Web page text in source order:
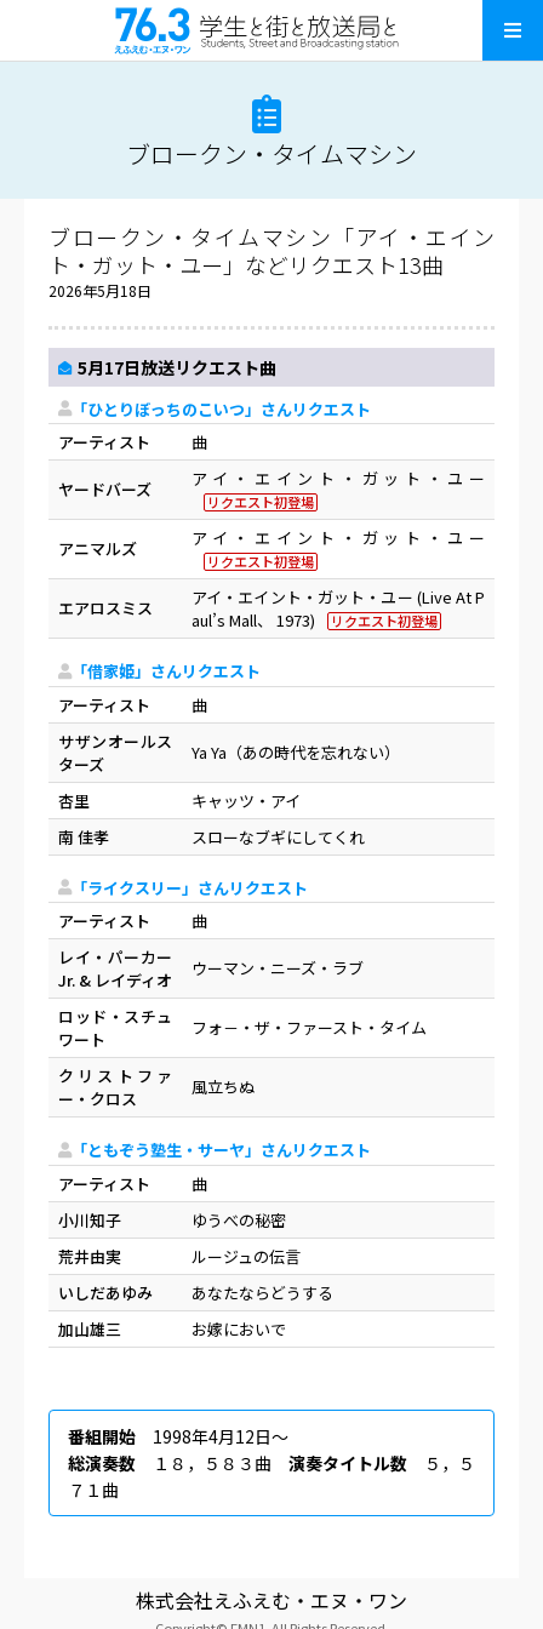
ブロークン・タイムマシン
ブロークン・タイムマシン「アイ・エイン
ト・ガット・ユー」などリクエスト13曲
2026年5月18日
5月17日放送リクエスト曲
「ひとりぼっちのこいつ」さんリクエスト
アーティスト
曲
ヤードバーズ アイ・エイント・ガット・ユー
リクエスト初登場
アニマルズ アイ・エイント・ガット・ユー
リクエスト初登場
エアロスミス
アイ・エイント・ガット・ユー (Live At P
aul’s Mall、 1973)
リクエスト初登場
「借家姫」さんリクエスト
アーティスト
曲
サザンオールス
ターズ
Ya Ya（あの時代を忘れない）
杏里
キャッツ・アイ
南 佳孝
スローなブギにしてくれ
「ライクスリー」さんリクエスト
アーティスト
曲
レイ・パーカー
Jr. & レイディオ
ウーマン・ニーズ・ラブ
ロッド・スチュ
ワート
フォ－・ザ・ファースト・タイム
クリストファ
ー・クロス
風立ちぬ
「ともぞう塾生・サーヤ」さんリクエスト
アーティスト
曲
小川知子
ゆうべの秘密
荒井由実
ルージュの伝言
いしだあゆみ
あなたならどうする
加山雄三
お嫁においで
番組開始 1998年4月12日〜
総演奏数 １８，５８３曲 演奏タイトル数 ５，５
７１曲
株式会社えふえむ・エヌ・ワン